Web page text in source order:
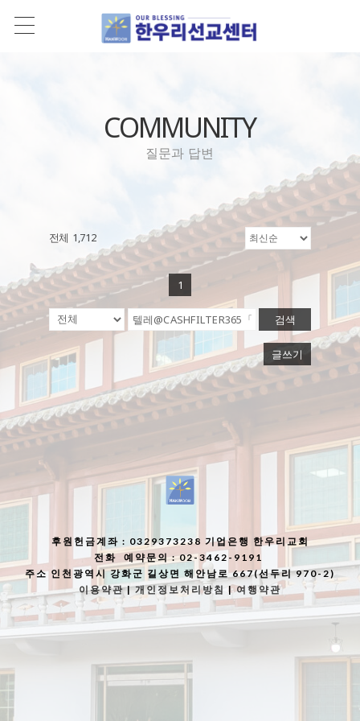
COMMUNITY
질문과 답변
전체 1,712
1
검색
글쓰기
후원헌금계좌 : 0329373238 기업은행 한우리교회
전화
예약문의 : 02-3462-9191
주소인천광역시 강화군 길상면 해안남로 667(선두리 970-2)
이용약관|개인정보처리방침 |여행약관